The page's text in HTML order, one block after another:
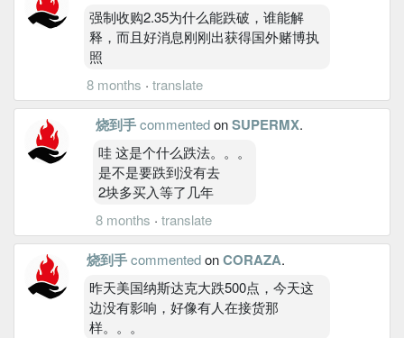
强制收购2.35为什么能跌破，谁能解
释，而且好消息刚刚出获得国外赌博执
照
8 months · translate
烧到手commentedonSUPERMX.
哇 这是个什么跌法。。。
是不是要跌到没有去
2块多买入等了几年
8 months · translate
烧到手commentedonCORAZA.
昨天美国纳斯达克大跌500点，今天这
边没有影响，好像有人在接货那
样。。。